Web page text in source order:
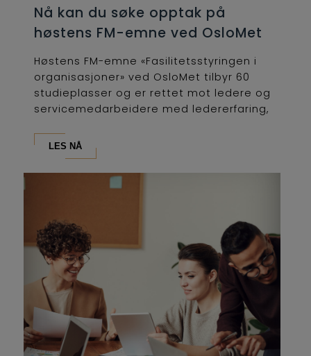
Nå kan du søke opptak på
høstens FM-emne ved OsloMet
Høstens FM-emne «Fasilitetsstyringen i
organisasjoner» ved OsloMet tilbyr 60
studieplasser og er rettet mot ledere og
servicemedarbeidere med ledererfaring,
LES NÅ